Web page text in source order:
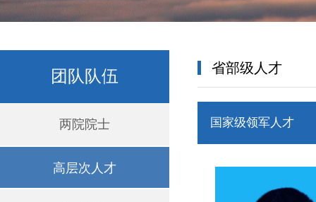
团队队伍
两院院士
高层次人才
省部级人才
国家级领军人才